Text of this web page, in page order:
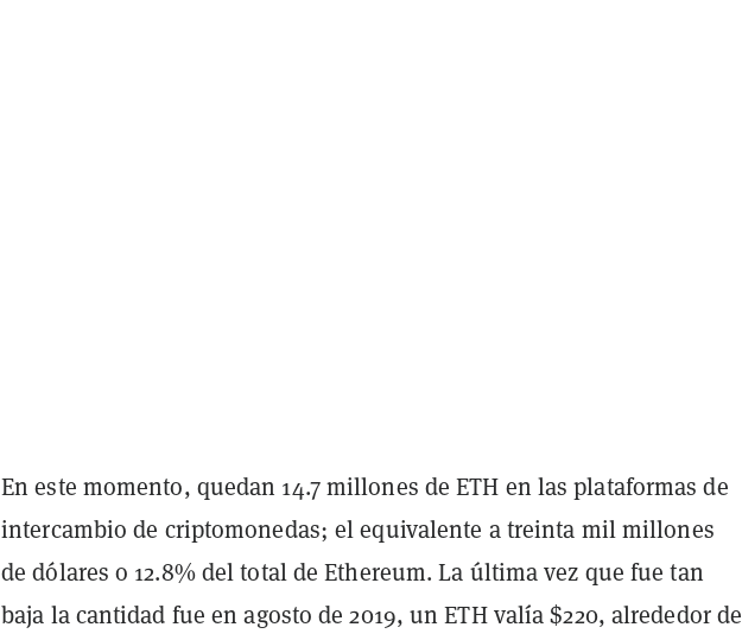
En este momento, quedan 14.7 millones de ETH en las plataformas de
intercambio de criptomonedas; el equivalente a treinta mil millones
de dólares o 12.8% del total de Ethereum. La última vez que fue tan
baja la cantidad fue en agosto de 2019, un ETH valía $220, alrededor de